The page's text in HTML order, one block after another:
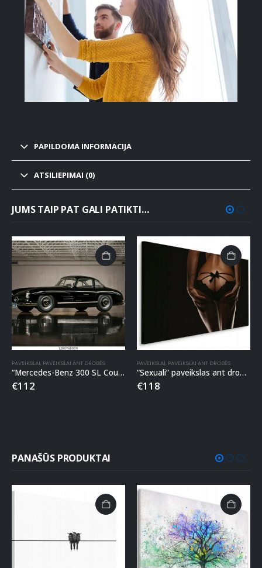
PAPILDOMA INFORMACIJA
ATSILIEPIMAI (0)
JUMS TAIP PAT GALI PATIKTI…
PAVEIKSLAI PAVEIKSLAI ANT DROBĖS
“Mercedes-Benz 300 SL Coupe” paveikslas ant drobės
€112
PAVEIKSLAI PAVEIKSLAI ANT DROBĖS
“Sexuali” paveikslas ant drobės
€118
PANAŠŪS PRODUKTAI